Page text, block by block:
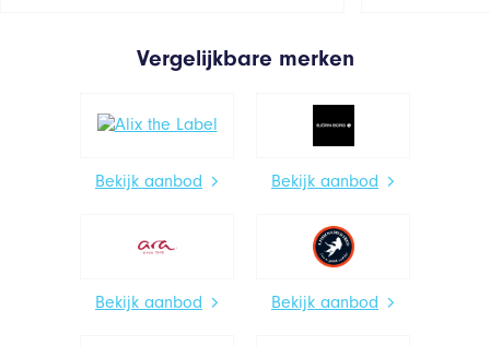
Vergelijkbare merken
Bekijk aanbod Bekijk aanbod
Bekijk aanbod Bekijk aanbod